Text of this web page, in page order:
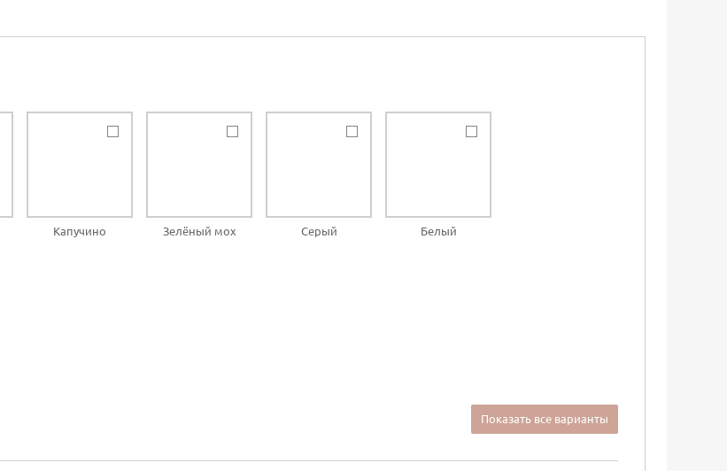
Капучино Зелёный мох Серый Белый
Показать все варианты